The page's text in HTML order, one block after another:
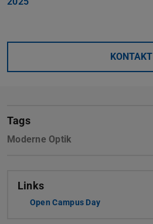
KONTAKT
Tags
Moderne Optik
Links
Open Campus Day